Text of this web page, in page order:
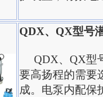
QDX、QX型号
QDX、QX型
要高扬程的需要
成。电泵内配保